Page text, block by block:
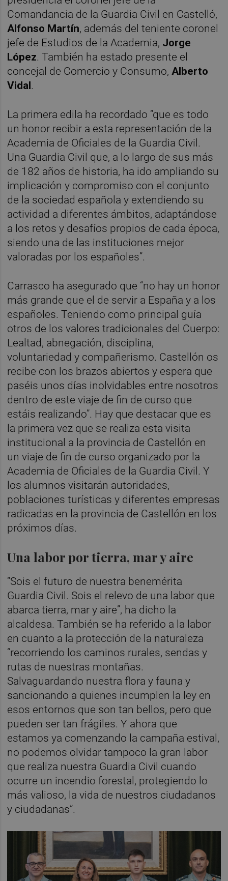
Comandancia de la Guardia Civil en Castelló,
Alfonso Martín, además del teniente coronel
jefe de Estudios de la Academia, Jorge
López. También ha estado presente el
concejal de Comercio y Consumo, Alberto
Vidal.
La primera edila ha recordado “que es todo
un honor recibir a esta representación de la
Academia de Oficiales de la Guardia Civil.
Una Guardia Civil que, a lo largo de sus más
de 182 años de historia, ha ido ampliando su
implicación y compromiso con el conjunto
de la sociedad española y extendiendo su
actividad a diferentes ámbitos, adaptándose
a los retos y desafíos propios de cada época,
siendo una de las instituciones mejor
valoradas por los españoles”.
Carrasco ha asegurado que “no hay un honor
más grande que el de servir a España y a los
españoles. Teniendo como principal guía
otros de los valores tradicionales del Cuerpo:
Lealtad, abnegación, disciplina,
voluntariedad y compañerismo. Castellón os
recibe con los brazos abiertos y espera que
paséis unos días inolvidables entre nosotros
dentro de este viaje de fin de curso que
estáis realizando”. Hay que destacar que es
la primera vez que se realiza esta visita
institucional a la provincia de Castellón en
un viaje de fin de curso organizado por la
Academia de Oficiales de la Guardia Civil. Y
los alumnos visitarán autoridades,
poblaciones turísticas y diferentes empresas
radicadas en la provincia de Castellón en los
próximos días.
Una labor por tierra, mar y aire
“Sois el futuro de nuestra benemérita
Guardia Civil. Sois el relevo de una labor que
abarca tierra, mar y aire”, ha dicho la
alcaldesa. También se ha referido a la labor
en cuanto a la protección de la naturaleza
“recorriendo los caminos rurales, sendas y
rutas de nuestras montañas.
Salvaguardando nuestra flora y fauna y
sancionando a quienes incumplen la ley en
esos entornos que son tan bellos, pero que
pueden ser tan frágiles. Y ahora que
estamos ya comenzando la campaña estival,
no podemos olvidar tampoco la gran labor
que realiza nuestra Guardia Civil cuando
ocurre un incendio forestal, protegiendo lo
más valioso, la vida de nuestros ciudadanos
y ciudadanas”.